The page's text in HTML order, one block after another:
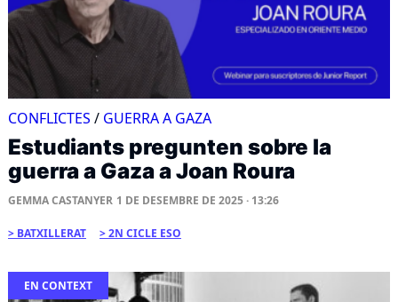
CONFLICTES / GUERRA A GAZA
Estudiants pregunten sobre la
guerra a Gaza a Joan Roura
GEMMA CASTANYER 1 DE DESEMBRE DE 2025 · 13:26
BATXILLERAT 2N CICLE ESO
EN CONTEXT